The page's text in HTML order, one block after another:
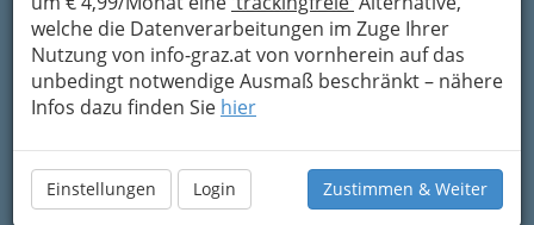
welche die Datenverarbeitungen im Zuge Ihrer
Nutzung von info-graz.at von vornherein auf das
unbedingt notwendige Ausmaß beschränkt – nähere
Infos dazu finden Sie hier
Einstellungen Login Zustimmen & Weiter
Mag. Birgit Kusterle
+43 650 9133 123